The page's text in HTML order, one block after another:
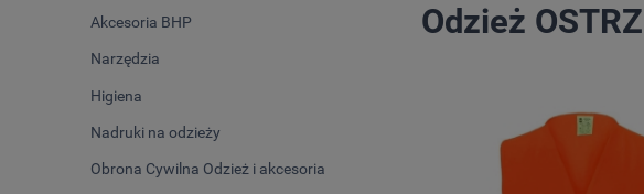
Akcesoria BHP
Narzędzia
Higiena
Nadruki na odzieży
Obrona Cywilna Odzież i akcesoria
Odzież